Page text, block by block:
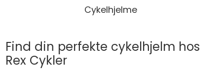
Cykelhjelme
Find din perfekte cykelhjelm hos
Rex Cykler